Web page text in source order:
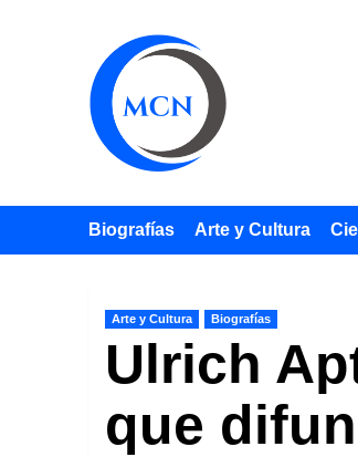
Biografías Arte y Cultura
Arte y Cultura Biografías
Ulrich
que